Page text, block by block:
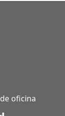
oficina